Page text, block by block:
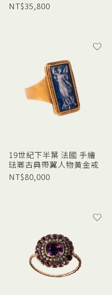
NT$35,800
19世紀下半葉 法國 手繪
琺瑯古典帶翼人物黃金戒
NT$80,000